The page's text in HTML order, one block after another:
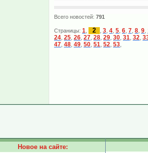
Всего новостей: 791
Страницы: 1, 2 , 3, 4, 5, 6, 7, 8, 9,
24, 25, 26, 27, 28, 29, 30, 31, 32,
47, 48, 49, 50, 51, 52, 53,
Новое на сайте: